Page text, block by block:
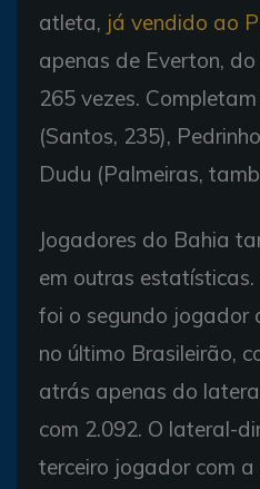
atleta, já vendido ao
apenas de Everton,
265 vezes.
(Santos, 235),
Dudu (Palmeiras,
Jogadores do Bahia
em outras
foi o segundo jogador
no último Brasileirão,
atrás apenas do
com 2.092. O lateral-
terceiro jogador com